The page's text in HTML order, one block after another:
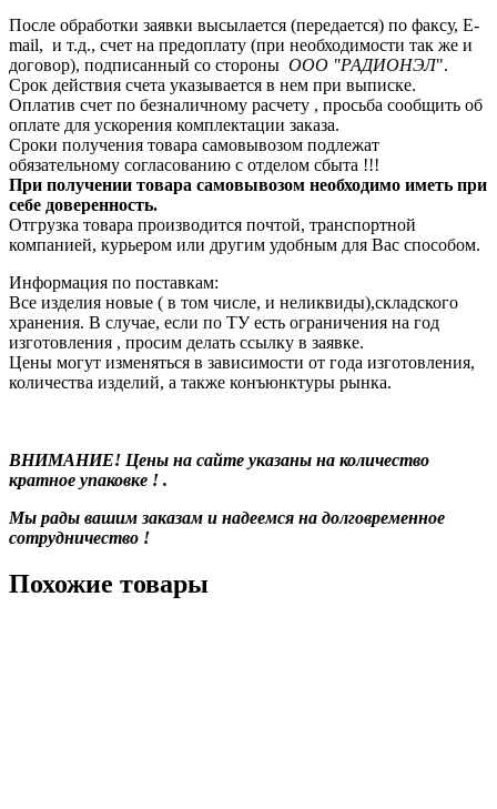
После обработки заявки высылается (передается) по факсу, E-
mail, и т.д., счет на предоплату (при необходимости так же и
договор), подписанный со стороны ООО "РАДИОНЭЛ".
Срок действия счета указывается в нем при выписке.
Оплатив счет по безналичному расчету , просьба сообщить об
оплате для ускорения комплектации заказа.
Сроки получения товара самовывозом подлежат
обязательному согласованию с отделом сбыта !!!
При получении товара самовывозом необходимо иметь при
себе доверенность.
Отгрузка товара производится почтой, транспортной
компанией, курьером или другим удобным для Вас способом.
Информация по поставкам:
Все изделия новые ( в том числе, и неликвиды),складского
хранения. В случае, если по ТУ есть ограничения на год
изготовления , просим делать ссылку в заявке.
Цены могут изменяться в зависимости от года изготовления,
количества изделий, а также конъюнктуры рынка.
ВНИМАНИЕ! Цены на сайте указаны на количество
кратное упаковке ! .
Мы рады вашим заказам и надеемся на долговременное
сотрудничество !
Похожие товары